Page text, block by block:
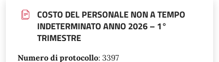
COSTO DEL PERSONALE NON A TEMPO
INDETERMINATO ANNO 2026 – 1°
TRIMESTRE
Numero di protocollo: 3397